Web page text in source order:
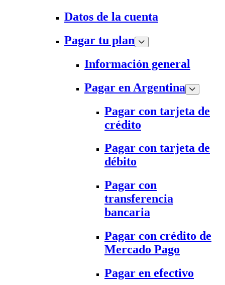
Datos de la cuenta
Pagar tu plan
Información general
Pagar en Argentina
Pagar con tarjeta de
crédito
Pagar con tarjeta de
débito
Pagar con
transferencia
bancaria
Pagar con crédito de
Mercado Pago
Pagar en efectivo